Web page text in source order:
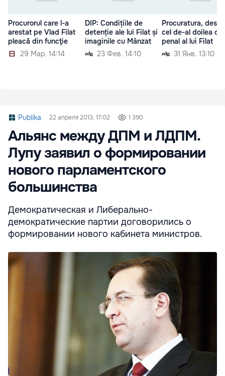
Procurorul care l-a
arestat pe Vlad Filat
pleacă din funcţie
29 Мар. 14:14
DIP: Condițiile de
detenție ale lui Filat și
imaginile cu Mânzat
23 Фев. 14:10
Procuratura,
cel de-al doilea
penal al lui Filat
31 Янв. 13:10
Publika 22 апреля 2013, 17:02 1 390
Альянс между ДПМ и ЛДПМ.
Лупу заявил о формировании
нового парламентского
большинства
Демократическая и Либерально-
демократические партии договорились о
формировании нового кабинета министров.